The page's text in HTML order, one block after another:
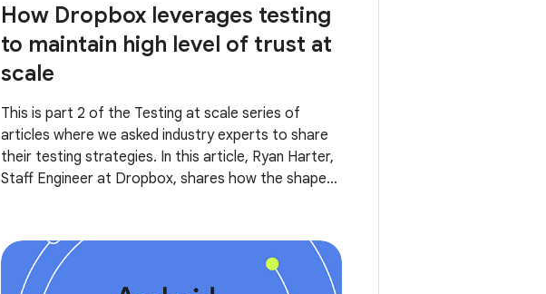
How Dropbox leverages testing
to maintain high level of trust at
scale
This is part 2 of the Testing at scale series of
articles where we asked industry experts to share
their testing strategies. In this article, Ryan Harter,
Staff Engineer at Dropbox, shares how the shape